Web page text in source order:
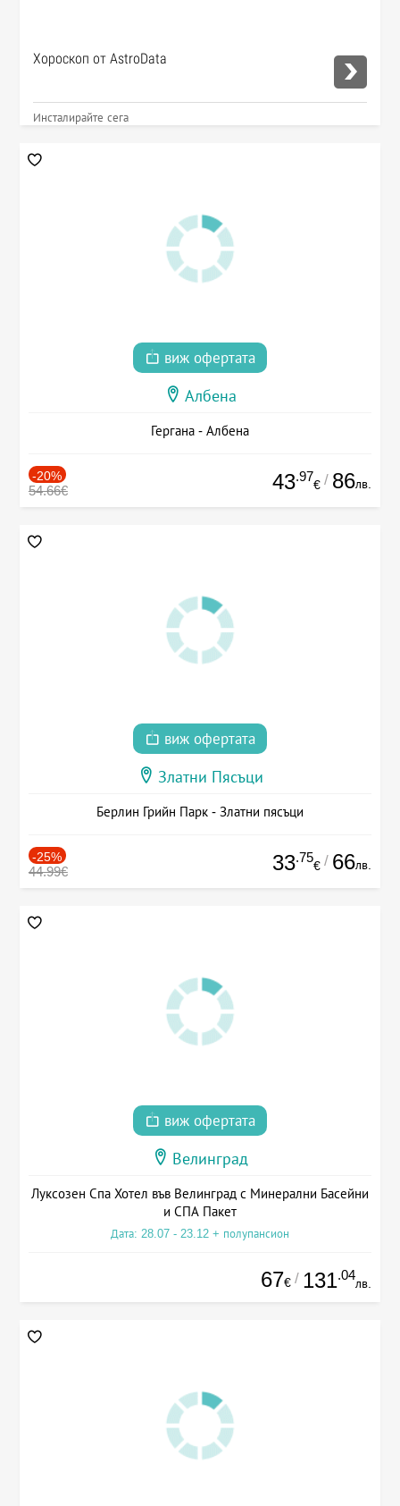
Хороскоп от AstroData
Инсталирайте сега
виж офертата
Албена
Гергана - Албена
-20%
54.66€ 43.97
€ / 86лв.
виж офертата
Златни Пясъци
Берлин Грийн Парк - Златни пясъци
-25%
44.99€ 33.75
€ / 66лв.
виж офертата
Велинград
Луксозен Спа Хотел във Велинград с Минерални Басейни
и СПА Пакет
Дата: 28.07 - 23.12 + полупансион
67€ / 131.04
лв.